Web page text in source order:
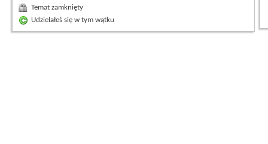
Temat zamknięty
Udzielałeś się w tym wątku